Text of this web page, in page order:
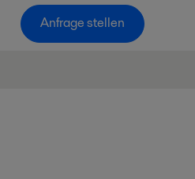
Anfrage stellen